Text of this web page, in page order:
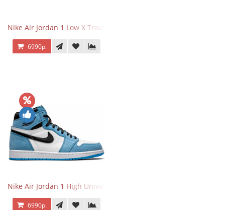
Nike Air Jordan 1 Low X Travis Scott
6990р.
Nike Air Jordan 1 High University Blue
6990р.